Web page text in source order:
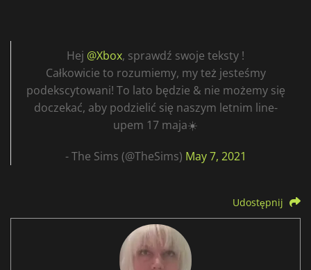
Hej @Xbox, sprawdź swoje teksty !
Całkowicie to rozumiemy, my też jesteśmy
podekscytowani! To lato będzie & nie możemy się
doczekać, aby podzielić się naszym letnim line-
upem 17 maja☀️
- The Sims (@TheSims) May 7, 2021
Udostępnij